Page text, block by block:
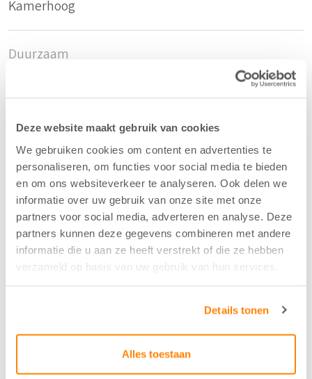
Deze website maakt gebruik van cookies
We gebruiken cookies om content en advertenties te
personaliseren, om functies voor social media te bieden
en om ons websiteverkeer te analyseren. Ook delen we
informatie over uw gebruik van onze site met onze
partners voor social media, adverteren en analyse. Deze
partners kunnen deze gegevens combineren met andere
informatie die u aan ze heeft verstrekt of die ze hebben
verzameld op basis van uw gebruik van hun services.
Details tonen
Alles toestaan
Kamerhoog
Duurzaam
Samenstelling
72%PES F.R./28%PET F.
Kleur
Licht Grijs - 51
Breedte/hoogte
Aantal flesjes per m2